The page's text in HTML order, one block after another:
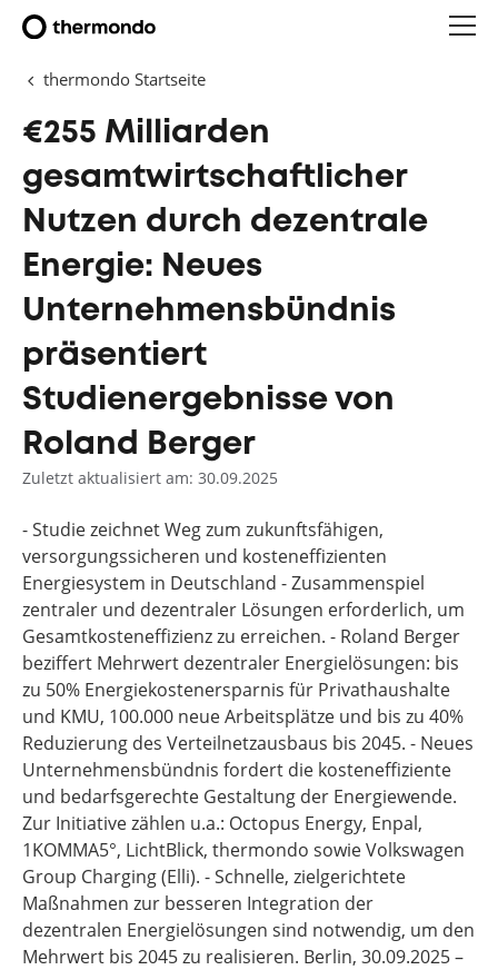
thermondo Startseite
€255 Milliarden
gesamtwirtschaftlicher
Nutzen durch dezentrale
Energie: Neues
Unternehmensbündnis
präsentiert
Studienergebnisse von
Roland Berger
Zuletzt aktualisiert am: 30.09.2025
- Studie zeichnet Weg zum zukunftsfähigen,
versorgungssicheren und kosteneffizienten
Energiesystem in Deutschland - Zusammenspiel
zentraler und dezentraler Lösungen erforderlich, um
Gesamtkosteneffizienz zu erreichen. - Roland Berger
beziffert Mehrwert dezentraler Energielösungen: bis
zu 50% Energiekostenersparnis für Privathaushalte
und KMU, 100.000 neue Arbeitsplätze und bis zu 40%
Reduzierung des Verteilnetzausbaus bis 2045. - Neues
Unternehmensbündnis fordert die kosteneffiziente
und bedarfsgerechte Gestaltung der Energiewende.
Zur Initiative zählen u.a.: Octopus Energy, Enpal,
1KOMMA5°, LichtBlick, thermondo sowie Volkswagen
Group Charging (Elli). - Schnelle, zielgerichtete
Maßnahmen zur besseren Integration der
dezentralen Energielösungen sind notwendig, um den
Mehrwert bis 2045 zu realisieren. Berlin, 30.09.2025 –